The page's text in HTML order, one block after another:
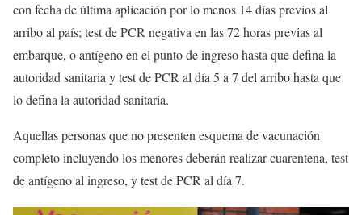
con fecha de última aplicación por lo menos 14 días previos al
arribo al país; test de PCR negativa en las 72 horas previas al
embarque, o antígeno en el punto de ingreso hasta que defina la
autoridad sanitaria y test de PCR al día 5 a 7 del arribo hasta que
lo defina la autoridad sanitaria.
Aquellas personas que no presenten esquema de vacunación
completo incluyendo los menores deberán realizar cuarentena, test
de antígeno al ingreso, y test de PCR al día 7.